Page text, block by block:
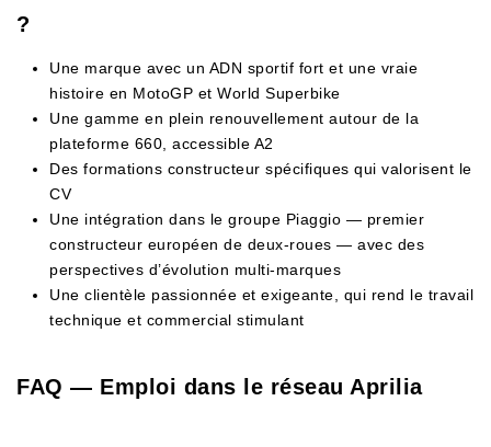
?
Une marque avec un ADN sportif fort et une vraie
histoire en MotoGP et World Superbike
Une gamme en plein renouvellement autour de la
plateforme 660, accessible A2
Des formations constructeur spécifiques qui valorisent le
CV
Une intégration dans le groupe Piaggio — premier
constructeur européen de deux-roues — avec des
perspectives d’évolution multi-marques
Une clientèle passionnée et exigeante, qui rend le travail
technique et commercial stimulant
FAQ — Emploi dans le réseau Aprilia